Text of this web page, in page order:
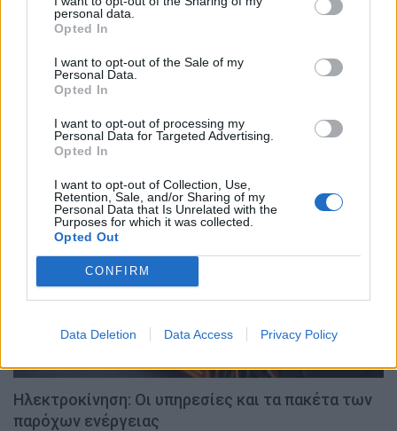
personal data.
Opted In
I want to opt-out of the Sale of my
Personal Data.
Opted In
I want to opt-out of processing my
Personal Data for Targeted Advertising.
Opted In
I want to opt-out of Collection, Use,
Retention, Sale, and/or Sharing of my
Personal Data that Is Unrelated with the
Purposes for which it was collected.
Opted Out
CONFIRM
Data Deletion Data Access Privacy Policy
Bugatti Destrier: «Γλυπτό» 1.600 ίππων
ΝΊΚΟΣ ΝΑΟΎΜ
MOTOR GREEN
Ηλεκτροκίνηση: Οι υπηρεσίες και τα πακέτα των
παρόχων ενέργειας